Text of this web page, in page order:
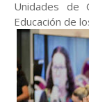
Unidades de
Educación de